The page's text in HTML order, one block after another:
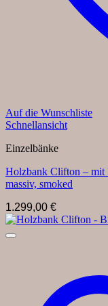
Auf die Wunschliste
Schnellansicht
Einzelbänke
Holzbank Clifton – mit
massiv, smoked
1.299,00 €